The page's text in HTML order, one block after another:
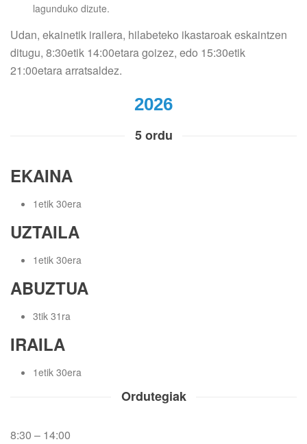
lagunduko dizute.
Udan, ekainetik irailera, hilabeteko ikastaroak eskaintzen
ditugu, 8:30etik 14:00etara goizez, edo 15:30etik
21:00etara arratsaldez.
2026
5 ordu
EKAINA
1etik 30era
UZTAILA
1etik 30era
ABUZTUA
3tik 31ra
IRAILA
1etik 30era
Ordutegiak
8:30 – 14:00